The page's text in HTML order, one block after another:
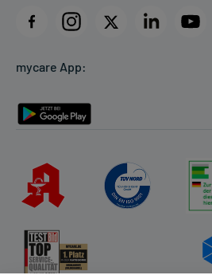
Datenschutz
Rückgabe/Widerruf
mycare App: